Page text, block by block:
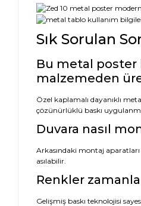
Sık Sorulan
Bu metal poster
malzemeden
Özel kaplamalı dayanıklı
çözünürlüklü baskı
Duvara nasıl
Arkasındaki montaj
asılabilir.
Renkler zamanla
Gelişmiş baskı teknolojisi